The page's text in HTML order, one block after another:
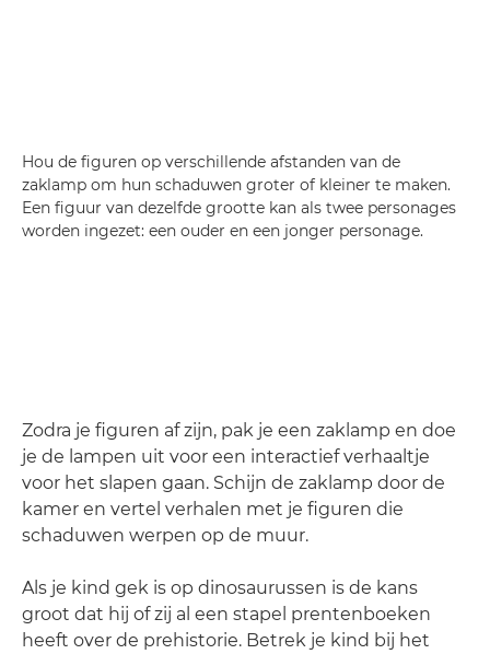
Hou de figuren op verschillende afstanden van de
zaklamp om hun schaduwen groter of kleiner te maken.
Een figuur van dezelfde grootte kan als twee personages
worden ingezet: een ouder en een jonger personage.
Zodra je figuren af zijn, pak je een zaklamp en doe
je de lampen uit voor een interactief verhaaltje
voor het slapen gaan. Schijn de zaklamp door de
kamer en vertel verhalen met je figuren die
schaduwen werpen op de muur.
Als je kind gek is op dinosaurussen is de kans
groot dat hij of zij al een stapel prentenboeken
heeft over de prehistorie. Betrek je kind bij het